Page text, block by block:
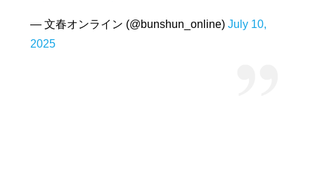
— 文春オンライン (@bunshun_online) July 10,
2025